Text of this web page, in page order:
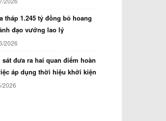
tháp 1.245 tỷ đồng bỏ hoang
đạo vướng lao lý
2026
sát đưa ra hai quan điểm hoàn
áp dụng thời hiệu khởi kiện
2026